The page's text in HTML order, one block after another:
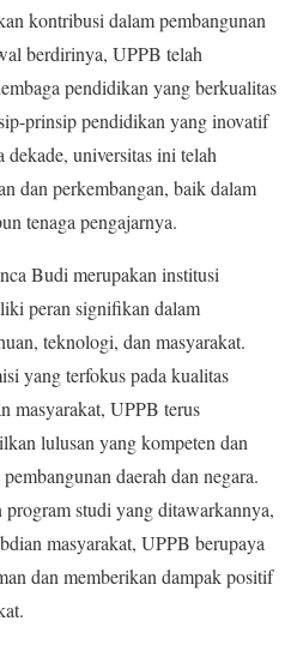
kontribusi dalam pembangunan
berdirinya, UPPB telah
pendidikan yang berkualitas
prinsip pendidikan yang inovatif
dekade, universitas ini telah
dan perkembangan, baik dalam
tenaga pengajarnya.
Budi merupakan institusi
peran signifikan dalam
teknologi, dan masyarakat.
yang terfokus pada kualitas
masyarakat, UPPB terus
lulusan yang kompeten dan
daerah dan negara.
studi yang ditawarkannya,
masyarakat, UPPB berupaya
dan memberikan dampak positif